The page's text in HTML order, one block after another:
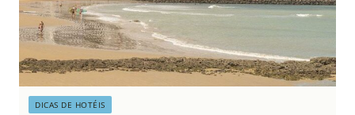
DICAS DE HOTÉIS